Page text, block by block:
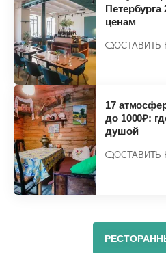
Петербурга
ценам
ОСТАВИТЬ
17
до 1000₽:
душой
ОСТАВИТЬ